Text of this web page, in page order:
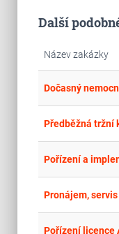
Další
Název zakázky
Pořízení licence